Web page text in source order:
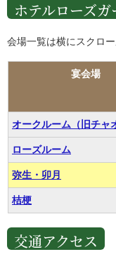
ホテルローズ
会場一覧は横にスクロ
宴会場
オークルーム（旧チャ
ローズルーム
弥生・卯月
桔梗
交通アクセス